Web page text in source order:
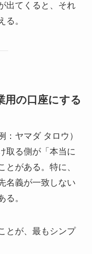
出てくると、それ
る。
用の口座にする
：ヤマダ タロウ）
取る側が「本当に
とがある。特に、
名義が一致しない
る。
とが、最もシンプ